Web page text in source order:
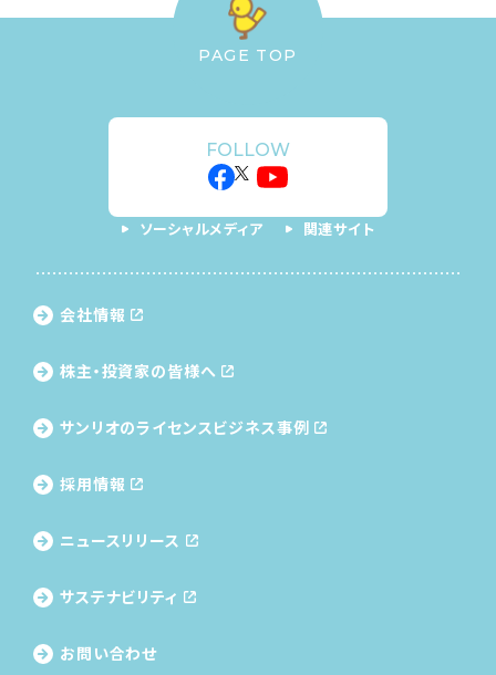
PAGE TOP
FOLLOW
ソーシャルメディア 関連サイト
会社情報
株主・投資家の皆様へ
サンリオのライセンス ビジネス事例
採用情報
ニュースリリース
サステナビリティ
お問い合わせ